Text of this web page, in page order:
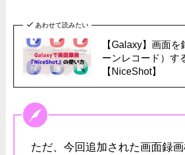
あわせて読みたい
【Galaxy】画面を
ーンレコード）す
【NiceShot】
ただ、今回追加された画面録